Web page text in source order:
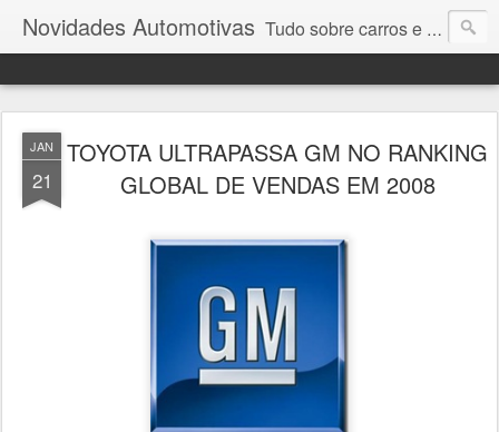
Novidades Automotivas Tudo sobre carros e motores
JAN
21
TOYOTA ULTRAPASSA GM NO RANKING
GLOBAL DE VENDAS EM 2008